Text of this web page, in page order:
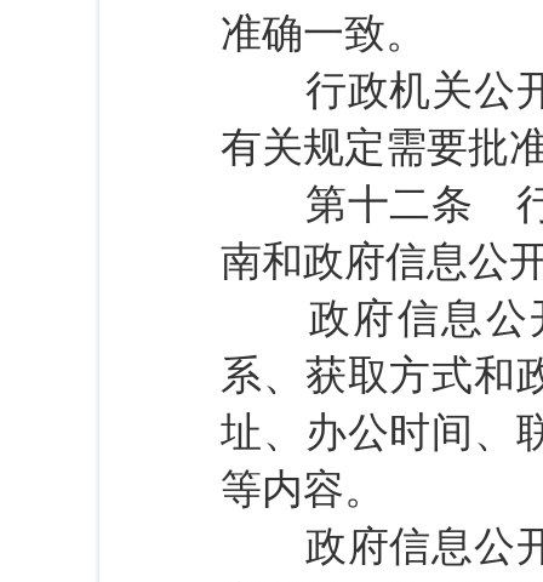
准确一致。
行政机关公开
有关规定需要批
第十二条 行
南和政府信息公
政府信息公开
系、获取方式和
址、办公时间、
等内容。
政府信息公开